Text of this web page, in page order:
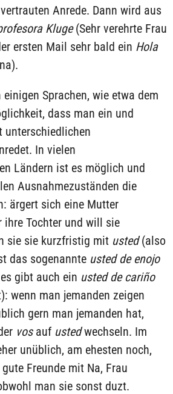
Anrede. Dann wird aus
Kluge(Sehr verehrte Frau
ersten Mail sehr bald ein Hola
Sprachen, wie etwa dem
dass man ein und
unterschiedlichen
In vielen
Ländern ist es möglich und
Ausnahmezuständen die
ärgert sich eine Mutter
ihre Tochter und will sie
sie sie kurzfristig mitusted(also
das sogenannteusted de enojo
gibt auch ein usted de cariño
wenn man jemanden zeigen
gern man jemanden hat,
vosauf ustedwechseln. Im
unüblich, am ehesten noch,
Freunde mit Na, Frau
man sie sonst duzt.